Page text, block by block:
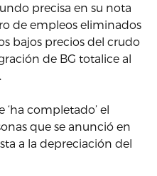
precisa en su nota
de empleos eliminados
bajos precios del crudo
de BG totalice al
completado’ el
que se anunció en
a la depreciación del